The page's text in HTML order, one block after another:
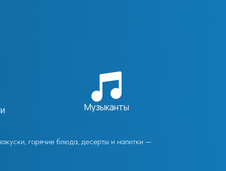
Музыканты
горячие блюда, десерты и напитки —